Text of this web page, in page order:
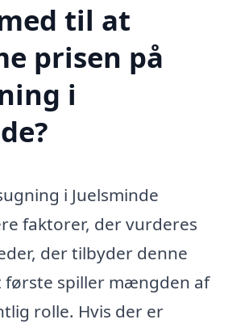
til at
prisen på
i
i Juelsminde
faktorer, der vurderes
der tilbyder denne
første spiller mængden af
rolle. Hvis der er